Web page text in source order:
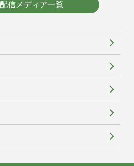
配信メディア一覧